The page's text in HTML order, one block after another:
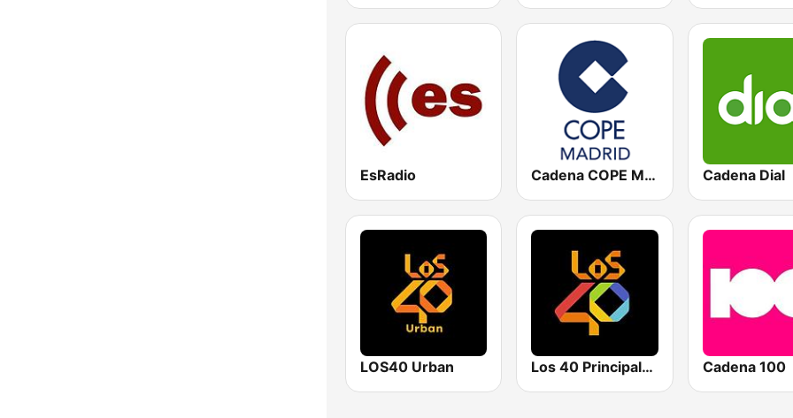
EsRadio Cadena COPE Madrid Cadena Dial
LOS40 Urban Los 40 Principales Cadena 100